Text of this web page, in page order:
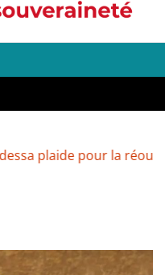
pour la réouverture des